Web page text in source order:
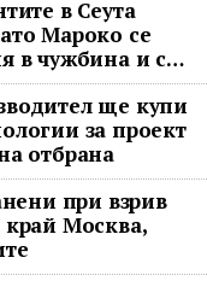
в Сеута
Мароко се
в чужбина и с
ще купи
за проект
отбрана
при взрив
Москва,